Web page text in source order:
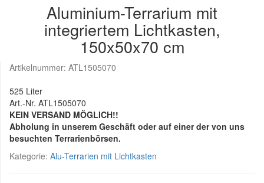
Aluminium-Terrarium mit
integriertem Lichtkasten,
150x50x70 cm
Artikelnummer: ATL1505070
525 Liter
Art.-Nr. ATL1505070
KEIN VERSAND MÖGLICH!!
Abholung in unserem Geschäft oder auf einer der von uns
besuchten Terrarienbörsen.
Kategorie: Alu-Terrarien mit Lichtkasten